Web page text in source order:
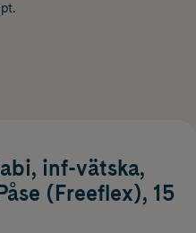
inf-vätska,
(Freeflex), 15